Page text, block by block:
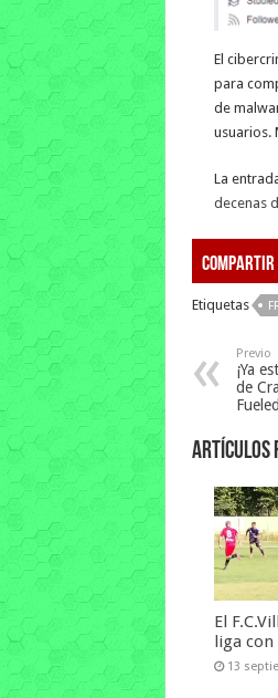
El
para
de
usuarios.
La
decenas
Compartir
Etiquetas
Previo
¡Ya
de
Artículos
El
liga
13